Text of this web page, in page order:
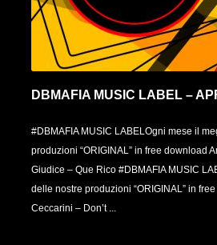
DBMAFIA MUSIC LABEL –
#DBMAFIA MUSIC LABELOgni mese il
produzioni “ORIGINAL” in free download
Giudice – Que Rico #DBMAFIA MUSIC
delle nostre produzioni “ORIGINAL” in
Ceccarini – Don’t ...